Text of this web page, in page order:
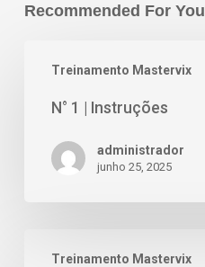
Recommended For You
Treinamento Mastervix
N° 1 | Instruções
administrador
junho 25, 2025
Treinamento Mastervix